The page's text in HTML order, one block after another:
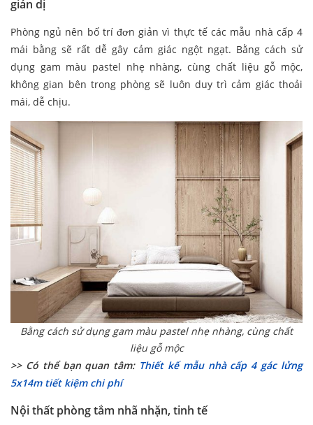
giản dị
Phòng ngủ nên bố trí đơn giản vì thực tế các mẫu nhà cấp 4
mái bằng sẽ rất dễ gây cảm giác ngột ngạt. Bằng cách sử
dụng gam màu pastel nhẹ nhàng, cùng chất liệu gỗ mộc,
không gian bên trong phòng sẽ luôn duy trì cảm giác thoải
mái, dễ chịu.
Bằng cách sử dụng gam màu pastel nhẹ nhàng, cùng chất
liệu gỗ mộc
>> Có thể bạn quan tâm: Thiết kế mẫu nhà cấp 4 gác lửng
5x14m tiết kiệm chi phí
Nội thất phòng tắm nhã nhặn, tinh tế